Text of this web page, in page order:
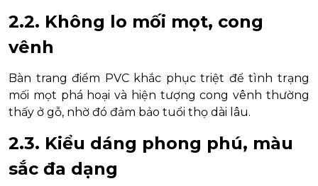
2.2. Không lo mối mọt, cong
vênh
Bàn trang điểm PVC khắc phục triệt để tình trạng
mối mọt phá hoại và hiện tượng cong vênh thường
thấy ở gỗ, nhờ đó đảm bảo tuổi thọ dài lâu.
2.3. Kiểu dáng phong phú, màu
sắc đa dạng